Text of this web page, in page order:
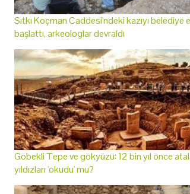
Sıtkı Koçman Caddesi'ndeki kazıyı belediye
başlattı, arkeologlar devraldı
Göbekli Tepe ve gökyüzü: 12 bin yıl önce
yıldızları 'okudu' mu?